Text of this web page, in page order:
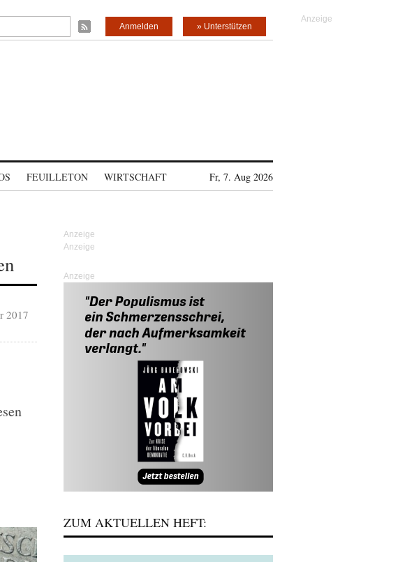
» Unterstützen
Anmelden
FEUILLETON WIRTSCHAFT Fr, 7. Aug 2026
2017
Anzeige
ZUM AKTUELLEN HEFT: